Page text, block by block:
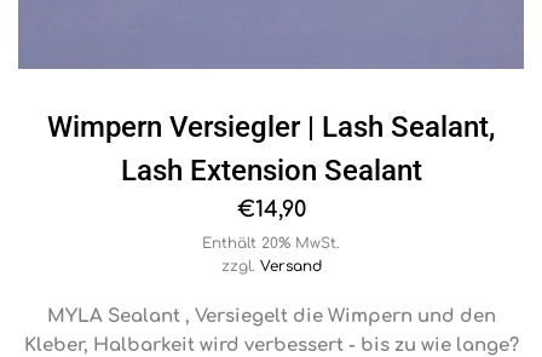
Wimpern Versiegler | Lash Sealant,
Lash Extension Sealant
€14,90
Enthält 20% MwSt.
zzgl. Versand
MYLA Sealant , Versiegelt die Wimpern und den
Kleber, Halbarkeit wird verbessert - bis zu wie lange?